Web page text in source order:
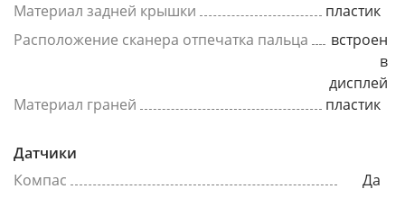
Материал задней крышки
пластик
Расположение сканера отпечатка пальца
встроен
в
дисплей
Материал граней
пластик
Датчики
Компас
Да